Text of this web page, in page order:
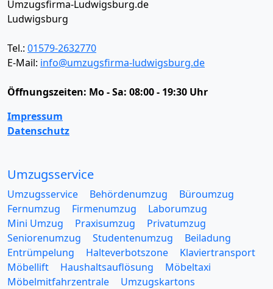
Umzugsfirma-Ludwigsburg.de
Ludwigsburg
Tel.: 01579-2632770
E-Mail: info@umzugsfirma-ludwigsburg.de
Öffnungszeiten: Mo - Sa: 08:00 - 19:30 Uhr
Impressum
Datenschutz
Umzugsservice
Umzugsservice Behördenumzug
Büroumzug
Fernumzug
Firmenumzug
Laborumzug
Mini Umzug
Praxisumzug
Privatumzug
Seniorenumzug
Studentenumzug
Beiladung
Entrümpelung
Halteverbotszone
Klaviertransport
Möbellift
Haushaltsauflösung
Möbeltaxi
Möbelmitfahrzentrale
Umzugskartons